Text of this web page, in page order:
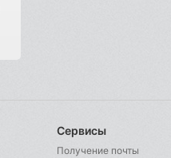
Сервисы
Получение почты